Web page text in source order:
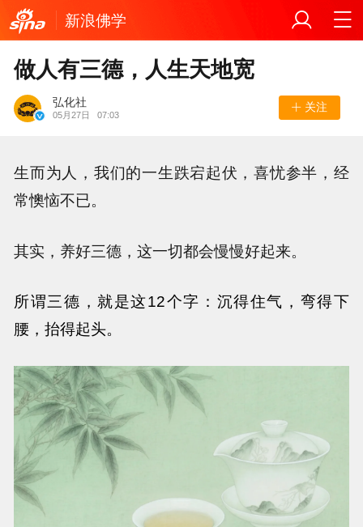
新浪佛学
做人有三德，人生天地宽
弘化社
05月27日 07:03
关注
生而为人，我们的一生跌宕起伏，喜忧参半，经
常懊恼不已。
其实，养好三德，这一切都会慢慢好起来。
所谓三德，就是这12个字： 沉得住气，弯得下
腰，抬得起头。